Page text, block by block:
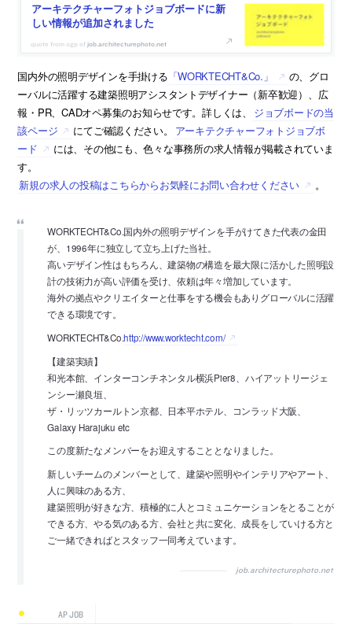
アーキテクチャーフォトジョブボードに新
しい情報が追加されました
job.architecturephoto.net
国内外の照明デザインを手掛ける 「WORKTECHT&Co.」
の、グロ
ーバルに活躍する建築照明アシスタントデザイナー（新卒歓迎）、広
報・PR、CADオペ募集のお知らせです。詳しくは、
ジョブボードの当
該ページ
にてご確認ください。
アーキテクチャーフォトジョブボ
ード
には、その他にも、色々な事務所の求人情報が掲載されていま
す。
新規の求人の投稿はこちらからお気軽にお問い合わせください
。
WORKTECHT&Co.国内外の照明デザインを手がけてきた代表の金田
が、1996年に独立して立ち上げた当社。
高いデザイン性はもちろん、建築物の構造を最大限に活かした照明設
計の技術力が高い評価を受け、依頼は年々増加しています。
海外の拠点やクリエイターと仕事をする機会もありグローバルに活躍
できる環境です。
WORKTECHT&Co.http://www.worktecht.com/
【建築実績】
和光本館、インターコンチネンタル横浜Pier8、ハイアットリージェ
ンシー瀬良垣、
ザ・リッツカールトン京都、日本平ホテル、コンラッド大阪、
Galaxy Harajuku etc
この度新たなメンバーをお迎えすることとなりました。
新しいチームのメンバーとして、建築や照明やインテリアやアート、
人に興味のある方、
建築照明が好きな方、積極的に人とコミュニケーションをとることが
できる方、やる気のある方、会社と共に変化、成長をしていける方と
ご一緒できればとスタッフ一同考えています。
job.architecturephoto.net
AP JOB